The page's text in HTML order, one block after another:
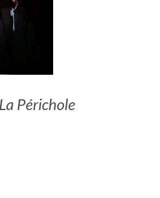
Périchole